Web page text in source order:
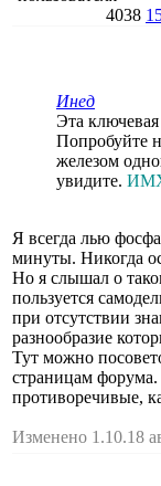
4038
Инед
Эта
Попробуйте
железом
увидите.
Я всегда лью
минуты. Никогда
Но я слышал о
пользуется
при отсутствии
разнообразие
Тут можно
страницам
противоречивые,
Изменено 1.10.18